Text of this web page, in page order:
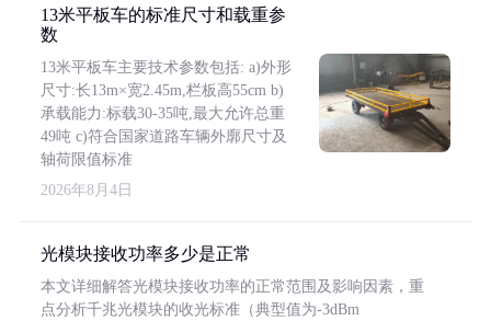
13米平板车的标准尺寸和载重参
数
13米平板车主要技术参数包括: a)外形
尺寸:长13m×宽2.45m,栏板高55cm b)
承载能力:标载30-35吨,最大允许总重
49吨 c)符合国家道路车辆外廓尺寸及
轴荷限值标准
2026年8月4日
光模块接收功率多少是正常
本文详细解答光模块接收功率的正常范围及影响因素，重
点分析千兆光模块的收光标准（典型值为-3dBm